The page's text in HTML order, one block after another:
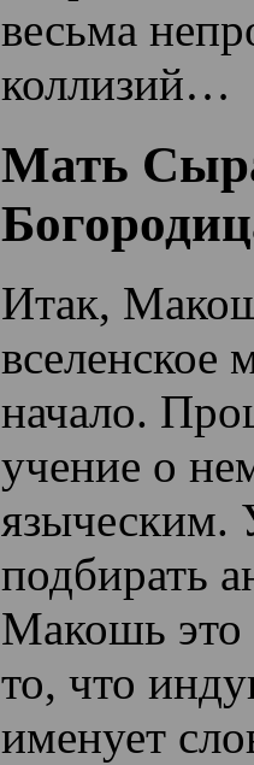
весьма
коллизий…
Мать
Итак,
вселенское
начало.
учение о
языческим.
подбирать
Макошь это
то, что
именует